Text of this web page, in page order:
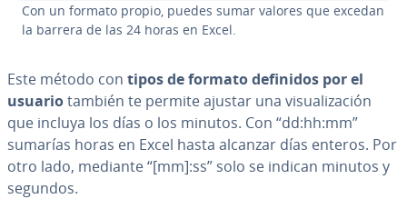
Con un formato propio, puedes sumar valores que excedan
la barrera de las 24 horas en Excel.
Este método con tipos de formato definidos por el
usuariotambién te permite ajustar una vi­sua­li­za­ción
que incluya los días o los minutos. Con “dd:hh:mm”
sumarías horas en Excel hasta alcanzar días enteros. Por
otro lado, mediante “[mm]:ss” solo se indican minutos y
segundos.